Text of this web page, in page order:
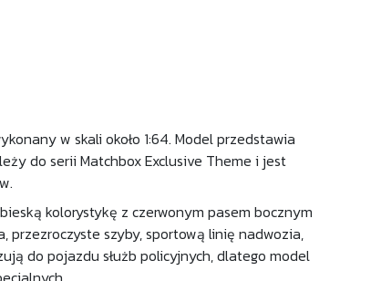
w skali około 1:64. Model przedstawia
do serii Matchbox Exclusive Theme i jest
kolorystykę z czerwonym pasem bocznym
przezroczyste szyby, sportową linię nadwozia,
do pojazdu służb policyjnych, dlatego model